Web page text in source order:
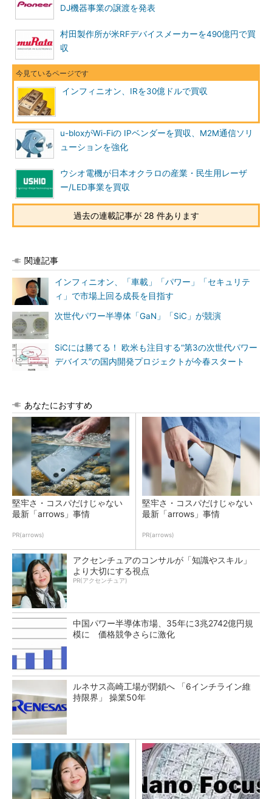
DJ機器事業の譲渡を発表
村田製作所が米RFデバイスメーカーを490億円で買
収
インフィニオン、IRを30億ドルで買収
u-bloxがWi-Fiの IPベンダーを買収、M2M通信ソリ
ューションを強化
ウシオ電機が日本オクラロの産業・民生用レーザ
ー/LED事業を買収
過去の連載記事が 28 件あります
関連記事
インフィニオン、「車載」「パワー」「セキュリテ
ィ」で市場上回る成長を目指す
次世代パワー半導体「GaN」「SiC」が競演
SiCには勝てる！ 欧米も注目する“第3の次世代パワー
デバイス”の国内開発プロジェクトが今春スタート
あなたにおすすめ
堅牢さ・コスパだけじゃない
最新「arrows」事情
PR(arrows)
堅牢さ・コスパだけじゃない
最新「arrows」事情
PR(arrows)
アクセンチュアのコンサルが「知識やスキル」
より大切にする視点
PR(アクセンチュア)
中国パワー半導体市場、35年に3兆2742億円規
模に 価格競争さらに激化
ルネサス高崎工場が閉鎖へ 「6インチライン維
持限界」 操業50年